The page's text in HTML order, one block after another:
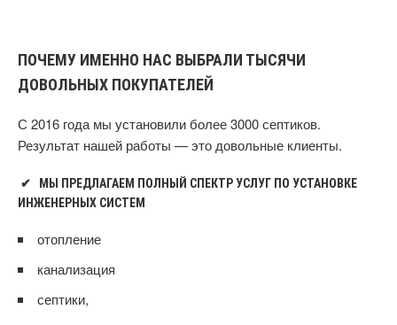
ПОЧЕМУ ИМЕННО НАС ВЫБРАЛИ ТЫСЯЧИ
ДОВОЛЬНЫХ ПОКУПАТЕЛЕЙ
С 2016 года мы установили более 3000 септиков.
Результат нашей работы — это довольные клиенты.
✔
МЫ ПРЕДЛАГАЕМ ПОЛНЫЙ СПЕКТР УСЛУГ ПО УСТАНОВКЕ
ИНЖЕНЕРНЫХ СИСТЕМ
отопление
канализация
септики,